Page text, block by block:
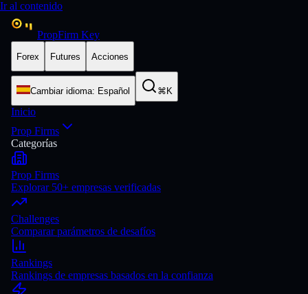
Ir al contenido
PropFirm Key
Forex Futures Acciones
Cambiar idioma: Español ⌘K
Inicio
Prop Firms
Categorías
Prop Firms
Explorar 50+ empresas verificadas
Challenges
Comparar parámetros de desafíos
Rankings
Rankings de empresas basados en la confianza